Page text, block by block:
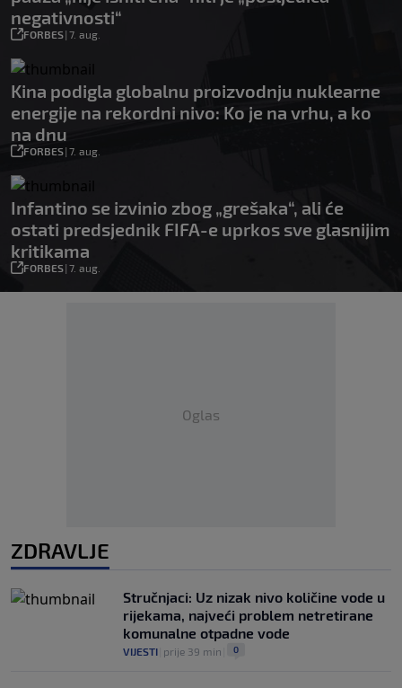
negativnosti“
FORBES| 7. aug.
Kina podigla globalnu proizvodnju nuklearne
energije na rekordni nivo: Ko je na vrhu, a ko
na dnu
FORBES| 7. aug.
Infantino se izvinio zbog „grešaka“, ali će
ostati predsjednik FIFA-e uprkos sve glasnijim
kritikama
FORBES| 7. aug.
Oglas
ZDRAVLJE
Stručnjaci: Uz nizak nivo količine vode u
rijekama, najveći problem netretirane
komunalne otpadne vode
VIJESTI prije 39 min 0